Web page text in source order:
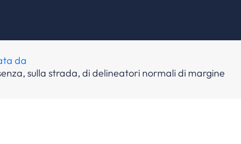
da
sulla strada, di delineatori normali di margine